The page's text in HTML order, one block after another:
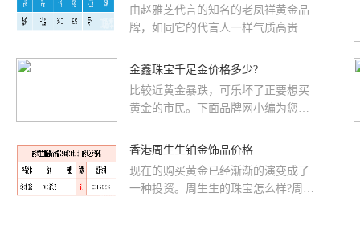
由赵雅芝代言的知名的老凤祥黄金品
牌，如同它的代言人一样气质高贵。
的价格是多少呢?品牌网小编为大...
金鑫珠宝千足金价格多少?
比较近黄金暴跌，可乐坏了正要想买
黄金的市民。下面品牌网小编为您爆
跌至320元/克，一起来看看是怎么...
香港周生生铂金饰品价格
现在的购买黄金已经渐渐的演变成了
一种投资。周生生的珠宝怎么样?周生